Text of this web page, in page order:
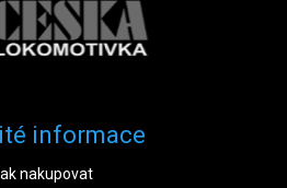
informace
nakupovat